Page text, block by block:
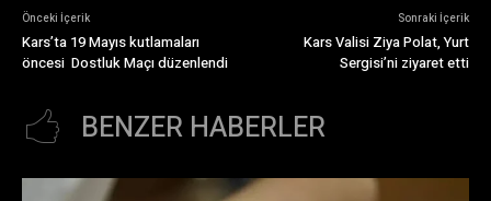
Önceki İçerik
Kars’ta 19 Mayıs kutlamaları
öncesi Dostluk Maçı düzenlendi
Sonraki İçerik
Kars Valisi Ziya Polat, Yurt
Sergisi’ni ziyaret etti
BENZER HABERLER